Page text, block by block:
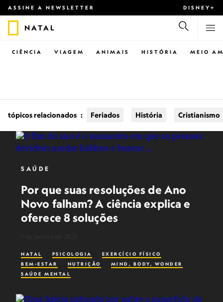
ASSINE A NEWSLETTER DISNEY+
NATAL
CIÊNCIA VIAGEM ANIMAIS HISTÓRIA MEIO
tópicos relacionados : Feriados História Cristianismo
SAÚDE
Por que suas resoluções de Ano
Novo falham? A ciência explica e
oferece 8 soluções
NATAL PSICOLOGIA
EXERCÍCIO FÍSICO
BEM-ESTAR
NUTRIÇÃO
MIND, BODY, WONDER
SAÚDE MENTAL